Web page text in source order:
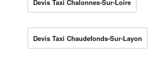
Devis Taxi Chalonnes-Sur-Loire
Devis Taxi Chaudefonds-Sur-Layon